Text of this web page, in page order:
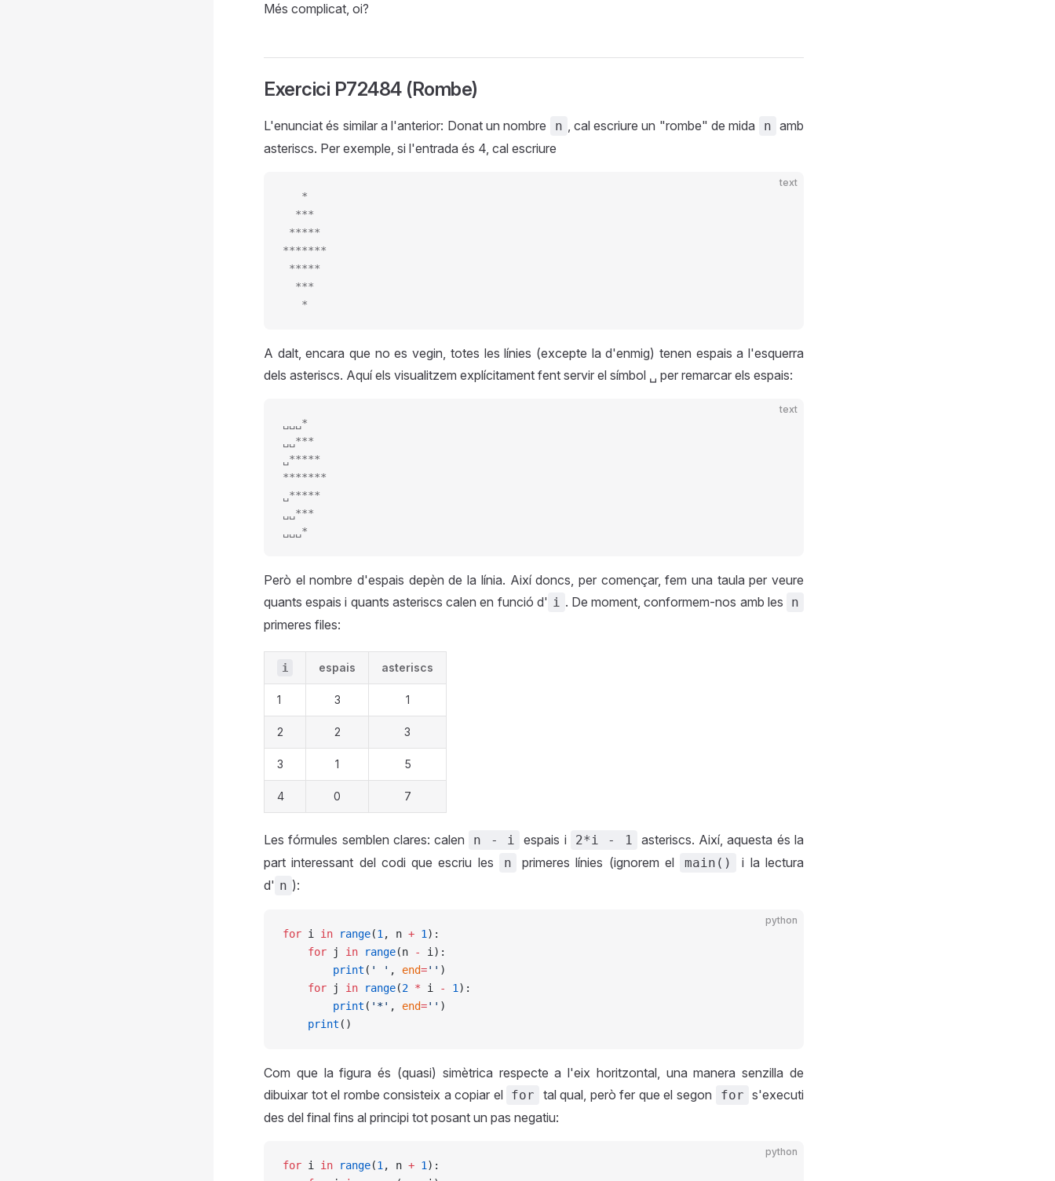
Més complicat, oi?
Exercici P72484 (Rombe)
L'enunciat és similar a l'anterior: Donat un nombre n , cal escriure un "rombe" de mida n amb
asteriscs. Per exemple, si l'entrada és 4, cal escriure
text
   *
  ***
*****
*******
*****
  ***
   *
A dalt, encara que no es vegin, totes les línies (excepte la d'enmig) tenen espais a l'esquerra
dels asteriscs. Aquí els visualitzem explícitament fent servir el símbol ␣ per remarcar els espais:
text
␣␣␣*
␣␣***
␣*****
*******
␣*****
␣␣***
␣␣␣*
Però el nombre d'espais depèn de la línia. Així doncs, per començar, fem una taula per veure
quants espais i quants asteriscs calen en funció d' i . De moment, conformem-nos amb les n
primeres files:
i espais asteriscs
1 3 1
2 2 3
3 1 5
4 0 7
Les fórmules semblen clares: calen n - i espais i 2*i - 1
asteriscs. Així, aquesta és la
part interessant del codi que escriu les
n primeres línies (ignorem el main()
i la lectura
d' n ):
python
for i in range(1 , n + 1 ):
    for
j in range(n -
i):
        print
( ' ' , end='' )
    for
j in range(2 * i - 1 ):
        print
( '*' , end='' )
    print
()
Com que la figura és (quasi) simètrica respecte a l'eix horitzontal, una manera senzilla de
dibuixar tot el rombe consisteix a copiar el for tal qual, però fer que el segon for s'executi
des del final fins al principi tot posant un pas negatiu:
python
for i in range(1 , n + 1 ):